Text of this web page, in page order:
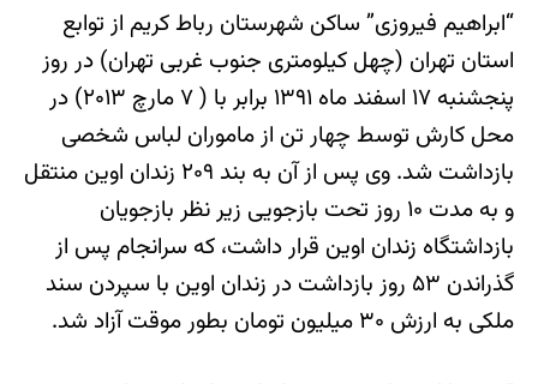
“ابراهیم فیروزی” ساکن شهرستان رباط کریم از توابع
استان تهران (چهل کیلومتری جنوب غربی تهران) در روز
پنجشنبه ۱۷ اسفند ماه ۱۳۹۱ برابر با ( ۷ مارچ ۲۰۱۳) در
محل کارش توسط چهار تن از ماموران لباس شخصی‌
بازداشت شد. وی پس از آن به بند ۲۰۹ زندان اوین منتقل
و به مدت ۱۰ روز تحت بازجویی زیر نظر بازجویان
بازداشتگاه زندان اوین قرار داشت، که سرانجام پس از
گذراندن ۵۳ روز بازداشت در زندان اوین با سپردن سند
ملکی به ارزش ۳۰ میلیون تومان بطور موقت آزاد شد.